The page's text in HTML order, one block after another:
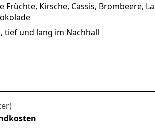
Kirsche, Cassis, Brombeere,
tief und lang im Nachhall